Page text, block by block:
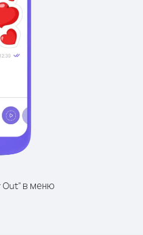
Out" в меню